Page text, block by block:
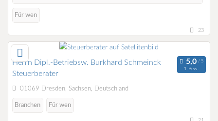
Für wen
23
Herrn Dipl.-Betriebsw. Burkhard Schmeinck
Steuerberater
1 Bew.
01069 Dresden, Sachsen, Deutschland
Branchen Für wen